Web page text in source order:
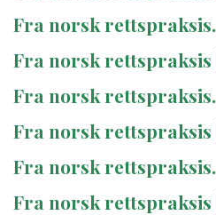
Fra norsk rettspraksis.
Fra norsk rettspraksis
Fra norsk rettspraksis.
Fra norsk rettspraksis
Fra norsk rettspraksis.
Fra norsk rettspraksis